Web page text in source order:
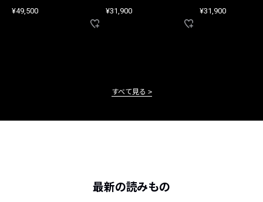
¥49,500 ¥31,900 ¥31,900
すべて見る
最新の読みもの